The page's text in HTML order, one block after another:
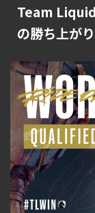
Team
の勝ち上がり